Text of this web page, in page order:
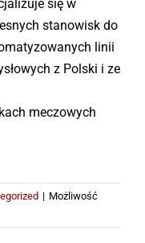
się w
stanowisk do
linii
z Polski i ze
meczowych
| Możliwość